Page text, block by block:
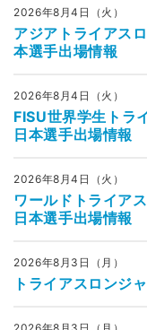
2026年8月4日（火）
アジアトライアス
本選手出場情報
2026年8月4日（火）
FISU世界学生トラ
日本選手出場情報
2026年8月4日（火）
ワールドトライア
日本選手出場情報
2026年8月3日（月）
トライアスロンジ